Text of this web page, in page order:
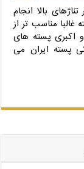
بالا انجام
مناسب تر از
اکبری پسته های
پسته ایران می